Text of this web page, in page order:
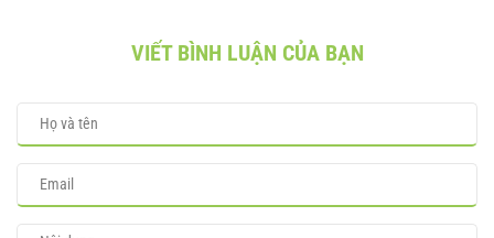
VIẾT BÌNH LUẬN CỦA BẠN